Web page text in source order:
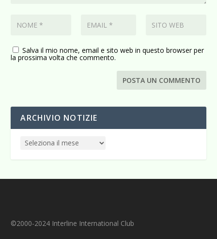
Salva il mio nome, email e sito web in questo browser per
la prossima volta che commento.
ARCHIVIO NOTIZIE
©2000-2024 Interline International Club